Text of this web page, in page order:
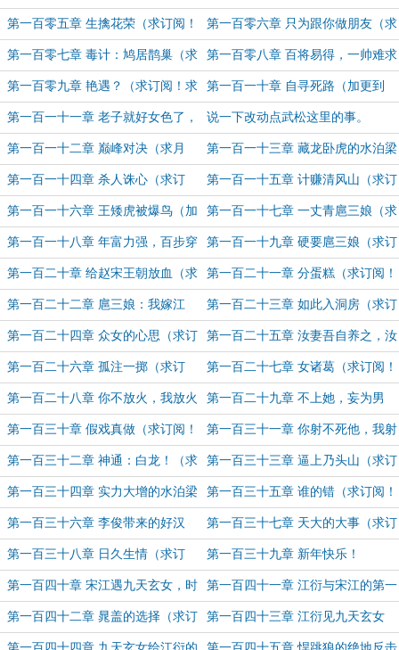
阅！求月票！） 荐侍婢（加更到位！）
第一百零五章 生擒花荣（求订阅！
求月票！）
第一百零六章 只为跟你做朋友（求
月票！）
第一百零七章 毒计：鸠居鹊巢（求
订阅！求月票！）
第一百零八章 百将易得，一帅难求
（加更到位！）
第一百零九章 艳遇？（求订阅！求
月票！）
第一百一十章 自寻死路（加更到
位！）
第一百一十一章 老子就好女色了，
怎么了？！（求订阅！求月票！）
说一下改动点武松这里的事。
第一百一十二章 巅峰对决（求月
票！）
第一百一十三章 藏龙卧虎的水泊梁
山（求订阅！求月票！）
第一百一十四章 杀人诛心（求订
阅！求月票！）
第一百一十五章 计赚清风山（求订
阅！求月票！）
第一百一十六章 王矮虎被爆鸟（加
更到位！）
第一百一十七章 一丈青扈三娘（求
订阅！求月票！）
第一百一十八章 年富力强，百步穿
杨（求订阅！求月票！）
第一百一十九章 硬要扈三娘（求订
阅！求月票！）
第一百二十章 给赵宋王朝放血（求
订阅！求月票！）
第一百二十一章 分蛋糕（求订阅！
求月票！）
第一百二十二章 扈三娘：我嫁江
衍？！（求订阅！求月票！）
第一百二十三章 如此入洞房（求订
阅！求月票！）
第一百二十四章 众女的心思（求订
阅！求月票！）
第一百二十五章 汝妻吾自养之，汝
勿虑也（求订阅！求月票！）
第一百二十六章 孤注一掷（求订
阅！求月票！）
第一百二十七章 女诸葛（求订阅！
求月票！）
第一百二十八章 你不放火，我放火
（求订阅！求月票！）
第一百二十九章 不上她，妄为男
人！（求订阅！求月票！）
第一百三十章 假戏真做（求订阅！
求月票！）
第一百三十一章 你射不死他，我射
你（求订阅！求月票！）
第一百三十二章 神通：白龙！（求
订阅！求月票！）
第一百三十三章 逼上乃头山（求订
阅！求月票！）
第一百三十四章 实力大增的水泊梁
山（求订阅！求月票！）
第一百三十五章 谁的错（求订阅！
求月票！）
第一百三十六章 李俊带来的好汉
（求订阅！求月票！）
第一百三十七章 天大的大事（求订
阅！求月票！）
第一百三十八章 日久生情（求订
阅！求月票！）
第一百三十九章 新年快乐！
第一百四十章 宋江遇九天玄女，时
迁盗三卷天书（求订阅！求月票！）
第一百四十一章 江衍与宋江的第一
次正面交锋（求订阅！求月票！）
第一百四十二章 晁盖的选择（求订
阅！求月票！）
第一百四十三章 江衍见九天玄女
（求订阅！求月票！）